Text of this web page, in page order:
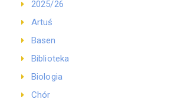
2025/26
Artuś
Basen
Biblioteka
Biologia
Chór